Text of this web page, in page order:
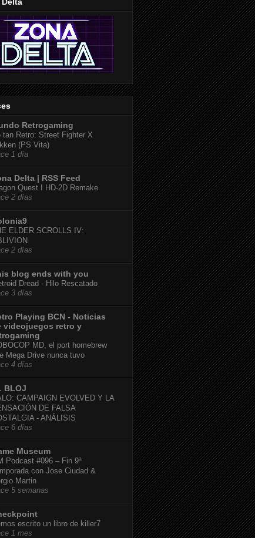
Retrogaming
tan Retro: Street Fighter X
(PS Vita)
1 día
Delta | RSS Feed
Quest I HD-2D Remake
2 días
ELDER SCROLLS IV:
2 días
blog ends with you
Dread - Hilo Rescatado
3 días
Playing BCN - Noticias
videojuegos retro y
MD, el port homebrew
Mega Drive nunca tuvo
4 días
BLOJ
CAMPAIGN EVOLVED Y LA
DE FALSA
- ANÁLISIS
6 días
Museum
Podcast #096 – Fin 9ª
con Jose Ciudad &
Martin
5 semanas
escrito un libro de killer7
1 mes